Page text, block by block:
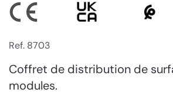
Ref. 8703
Coffret de distribution de
modules.